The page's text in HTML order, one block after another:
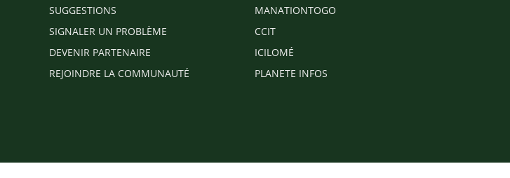
SUGGESTIONS
SIGNALER UN PROBLÈME
DEVENIR PARTENAIRE
REJOINDRE LA COMMUNAUTÉ
MANATIONTOGO
CCIT
ICILOMÉ
PLANETE INFOS